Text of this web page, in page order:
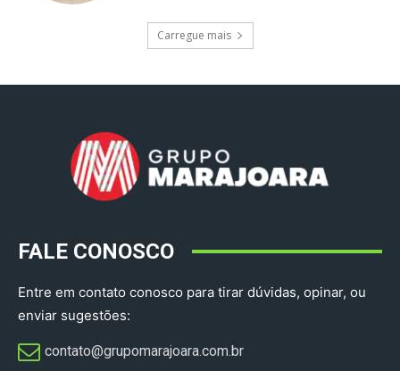
Carregue mais
FALE CONOSCO
Entre em contato conosco para tirar dúvidas, opinar, ou
enviar sugestões:
contato@grupomarajoara.com.br